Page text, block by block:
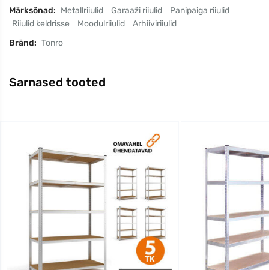
Märksõnad: Metallriiulid Garaaži riiulid
Panipaiga riiulid
Riiulid keldrisse
Moodulriiulid
Arhiiviriiulid
Bränd: Tonro
Sarnased tooted